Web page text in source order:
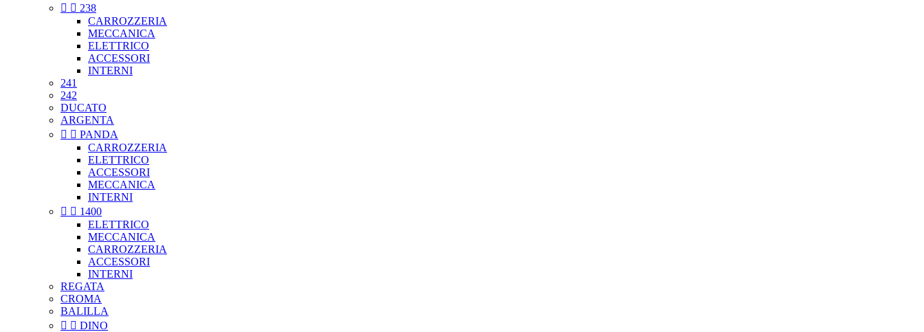
  238
CARROZZERIA
MECCANICA
ELETTRICO
ACCESSORI
INTERNI
241
242
DUCATO
ARGENTA
  PANDA
CARROZZERIA
ELETTRICO
ACCESSORI
MECCANICA
INTERNI
  1400
ELETTRICO
MECCANICA
CARROZZERIA
ACCESSORI
INTERNI
REGATA
CROMA
BALILLA
  DINO